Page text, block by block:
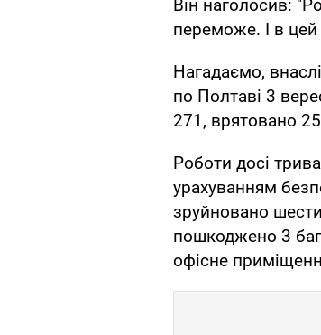
Він наголосив:
переможе. І в
Нагадаємо,
по Полтаві 3
271, врятовано
Роботи досі
урахуванням
зруйновано
пошкоджено 3
офісне